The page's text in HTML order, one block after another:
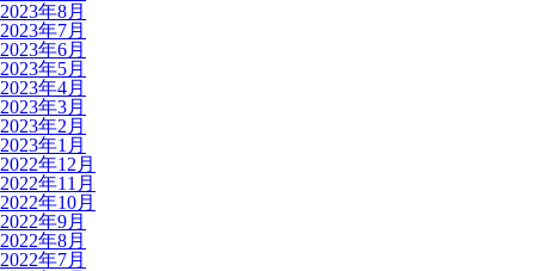
2023年8月
2023年7月
2023年6月
2023年5月
2023年4月
2023年3月
2023年2月
2023年1月
2022年12月
2022年11月
2022年10月
2022年9月
2022年8月
2022年7月